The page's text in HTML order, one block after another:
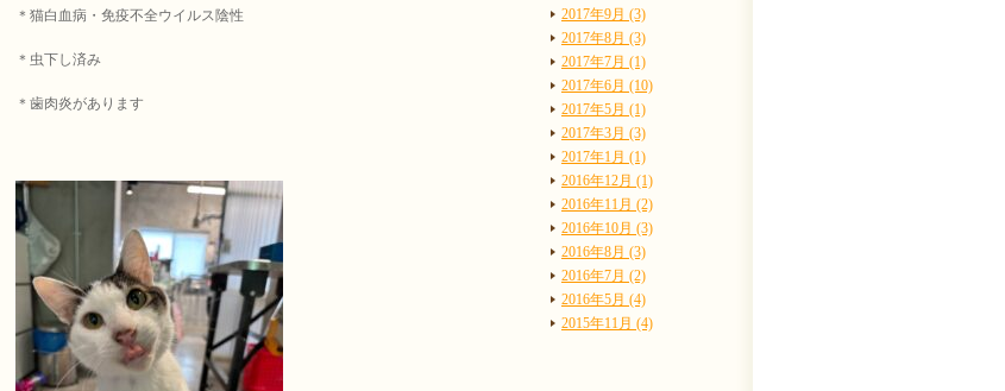
＊猫白血病・免疫不全ウイルス陰性
＊虫下し済み
＊歯肉炎があります
2017年9月 (3)
2017年8月 (3)
2017年7月 (1)
2017年6月 (10)
2017年5月 (1)
2017年3月 (3)
2017年1月 (1)
2016年12月 (1)
2016年11月 (2)
2016年10月 (3)
2016年8月 (3)
2016年7月 (2)
2016年5月 (4)
2015年11月 (4)